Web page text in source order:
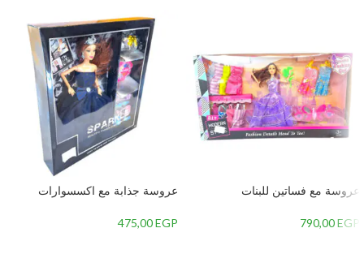
عروسة مع فساتين للبنات
790,00EGP
عروسة جذابة مع اكسسوارات
475,00EGP